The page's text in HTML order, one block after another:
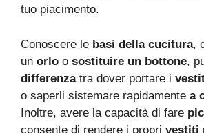
tuo piacimento.
Conoscere le basi della cucitura,
un orlo o sostituire un bottone,
differenzatra dover portare i
o saperli sistemare rapidamente a
Inoltre, avere la capacità di fare
consente di rendere i propri vestiti